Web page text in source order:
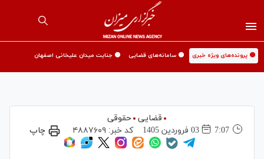
🟡 پرونده‌های ویژه خبری 🟡 سامانه‌های قضایی 🟡 جنایت میدان علیخانی اصفهان
قضایی حقوقی
7:07
03 فروردين 1405 کد خبر:۴۸۸۷۶۰۹ چاپ